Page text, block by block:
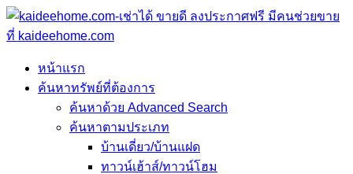
หน้าแรก
ค้นหาทรัพย์ที่ต้องการ
ค้นหาด้วย Advanced Search
ค้นหาตามประเภท
บ้านเดี่ยว/บ้านแฝด
ทาวน์เฮ้าส์/ทาวน์โฮม